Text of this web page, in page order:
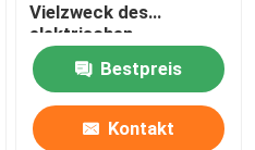
Vielzweck des
elektrischen
Dampferzeuger-10kw
Bestpreis
Kontakt